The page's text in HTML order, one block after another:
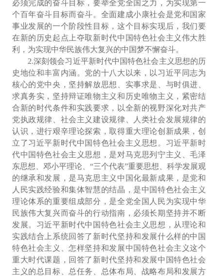
必须完成的奋斗目标，要举全党全国之力，为实现第一
个百年奋斗目标而奋斗。全面建成小康社会是党和国家
事业发展的一个阶段性目标，这个目标实现后，我们要
在新的历史起点上夺取新时代中国特色社会主义伟大胜
利，为实现中华民族伟大复兴的中国梦不懈奋斗。
2.深刻领会习近平新时代中国特色社会主义思想的历
史地位和丰富内涵。党的十八大以来，以习近平同志为
核心的党中央，坚持解放思想、实事求是、与时俱进、
求真务实，坚持辩证唯物主义和历史唯物主义，紧密结
合新的时代条件和实践要求，以全新的视野深化对共产
党执政规律、社会主义建设规律、人类社会发展规律的
认识，进行艰辛理论探索，取得重大理论创新成果，创
立了习近平新时代中国特色社会主义思想。习近平新时
代中国特色社会主义思想，是对马克思列宁主义、毛泽
东思想、邓小平理论、“三个代表”重要思想、科学发展观
的继承和发展，是马克思主义中国化最新成果，是党和
人民实践经验和集体智慧的结晶，是中国特色社会主义
理论体系的重要组成部分，是全党全国人民为实现中华
民族伟大复兴而奋斗的行动指南，必须长期坚持并不断
发展。习近平新时代中国特色社会主义思想，从理论和
实践结合上系统回答了新时代坚持和发展什么样的中国
特色社会主义、怎样坚持和发展中国特色社会主义这个
重大时代课题，回答了新时代坚持和发展中国特色社会
主义的总目标、总任务、总体布局、战略布局和发展方